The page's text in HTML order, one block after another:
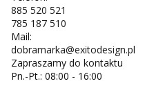
885 520 521
785 187 510
Mail:
dobramarka@exitodesign.pl
Zapraszamy do kontaktu
Pn.-Pt.: 08:00 - 16:00